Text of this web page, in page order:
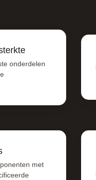
onderdelen
met